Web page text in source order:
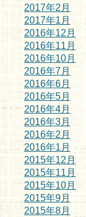
2017年2月
2017年1月
2016年12月
2016年11月
2016年10月
2016年7月
2016年6月
2016年5月
2016年4月
2016年3月
2016年2月
2016年1月
2015年12月
2015年11月
2015年10月
2015年9月
2015年8月